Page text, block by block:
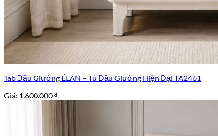
Tab Đầu Giường ÉLAN – Tủ Đầu Giường Hiện Đại TA2461
Giá: 1.600.000 ₫